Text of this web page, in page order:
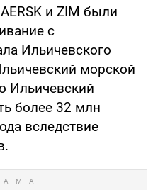
и ZIM были
с
Ильичевского
морской
Ильичевский
более 32 млн
вследствие